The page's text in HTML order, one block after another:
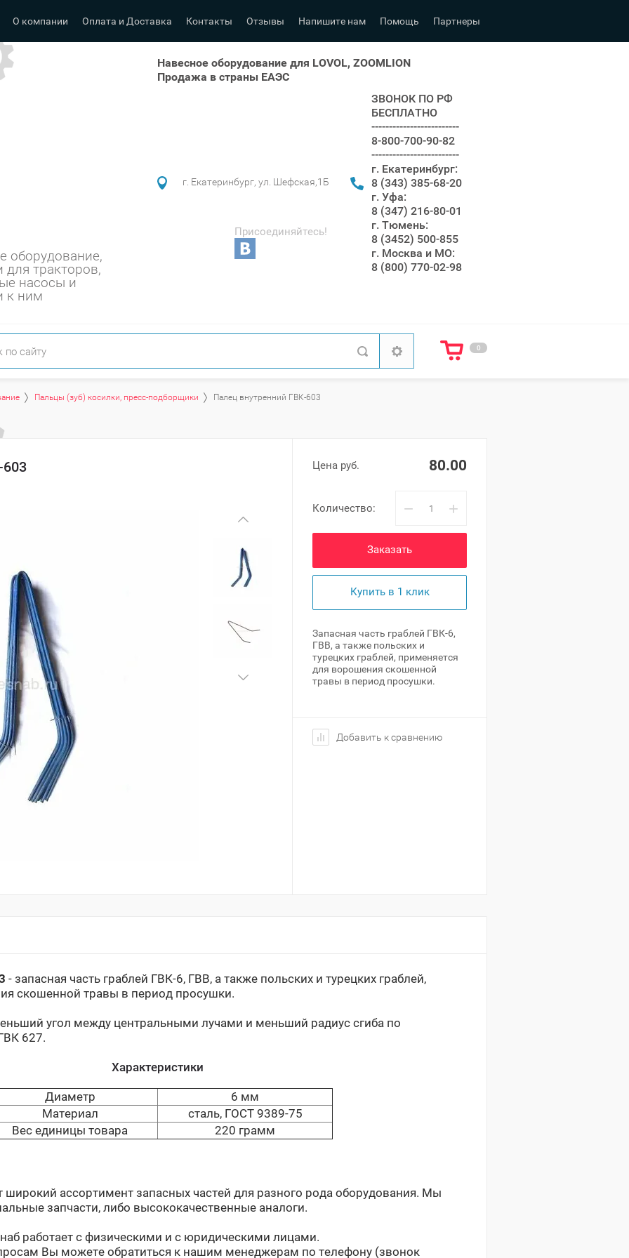
О компании Оплата и Доставка Контакты Отзывы Напишите нам Помощь Партнеры
Навесное оборудование для LOVOL, ZOOMLION
Продажа в страны ЕАЭС
оборудование,
для тракторов,
насосы и ⠀⠀⠀
к ним
г. Екатеринбург, ул. Шефская,1Б
ЗВОНОК ПО РФ
БЕСПЛАТНО
-------------------------
8-800-700-90-82
-------------------------
г. Екатеринбург:
8 (343) 385-68-20
г. Уфа:
8 (347) 216-80-01
г. Тюмень:
8 (3452) 500-855
г. Москва и МО:
8 (800) 770-02-98
Присоединяйтесь!
0
Пальцы (зуб) косилки, пресс-подборщики Палец внутренний ГВК-603
Цена руб. 80.00
Количество: − +
Заказать
Купить в 1 клик
Запасная часть граблей ГВК-6,
ГВВ, а также польских и
турецких граблей, применяется
для ворошения скошенной
травы в период просушки.
Добавить к сравнению
- запасная часть граблей ГВК-6, ГВВ, а также польских и турецких граблей,
скошенной травы в период просушки.
угол между центральными лучами и меньший радиус сгиба по
627.
Характеристики
Диаметр
6 мм
Материал
сталь, ГОСТ 9389-75
Вес единицы товара
220 грамм
ассортимент запасных частей для разного рода оборудования. Мы
запчасти, либо высококачественные аналоги.
работает с физическими и с юридическими лицами.
Вы можете обратиться к нашим менеджерам по телефону (звонок